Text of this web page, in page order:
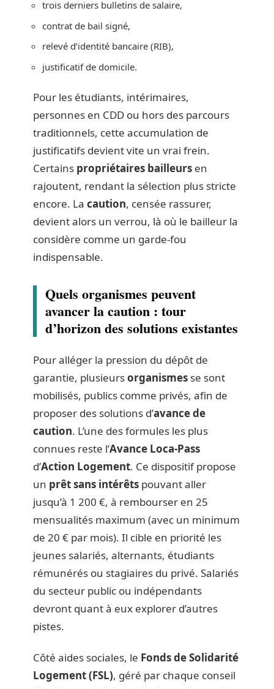
trois derniers bulletins de salaire,
contrat de bail signé,
relevé d’identité bancaire (RIB),
justificatif de domicile.
Pour les étudiants, intérimaires,
personnes en CDD ou hors des parcours
traditionnels, cette accumulation de
justificatifs devient vite un vrai frein.
Certains propriétaires bailleurs en
rajoutent, rendant la sélection plus stricte
encore. La caution, censée rassurer,
devient alors un verrou, là où le bailleur la
considère comme un garde-fou
indispensable.
Quels organismes peuvent
avancer la caution : tour
d’horizon des solutions existantes
Pour alléger la pression du dépôt de
garantie, plusieursorganismes se sont
mobilisés, publics comme privés, afin de
proposer des solutions d’avance de
caution. L’une des formules les plus
connues reste l’Avance Loca-Pass
d’Action Logement. Ce dispositif propose
un prêt sans intérêts pouvant aller
jusqu’à 1 200 €, à rembourser en 25
mensualités maximum (avec un minimum
de 20 € par mois). Il cible en priorité les
jeunes salariés, alternants, étudiants
rémunérés ou stagiaires du privé. Salariés
du secteur public ou indépendants
devront quant à eux explorer d’autres
pistes.
Côté aides sociales, le Fonds de Solidarité
Logement (FSL), géré par chaque conseil